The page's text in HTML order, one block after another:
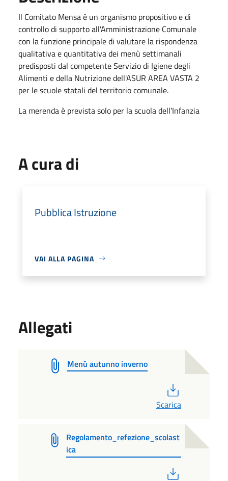
Il Comitato Mensa è un organismo propositivo e di
controllo di supporto all'Amministrazione Comunale
con la funzione principale di valutare la rispondenza
qualitativa e quantitativa dei menù settimanali
predisposti dal competente Servizio di Igiene degli
Alimenti e della Nutrizione dell'ASUR AREA VASTA 2
per le scuole statali del territorio comunale.
La merenda è prevista solo per la scuola dell’Infanzia
A cura di
Pubblica Istruzione
VAI ALLA PAGINA
Allegati
Menù autunno inverno
Scarica
Regolamento_refezione_scolast
ica